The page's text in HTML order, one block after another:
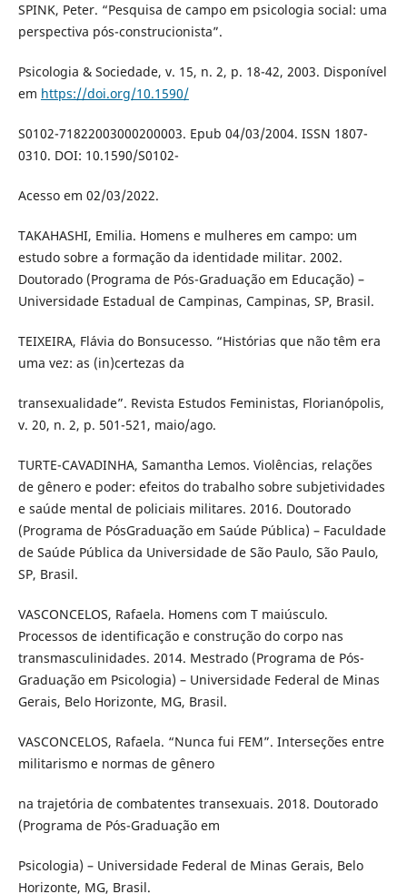
SPINK, Peter. “Pesquisa de campo em psicologia social: uma
perspectiva pós-construcionista”.
Psicologia & Sociedade, v. 15, n. 2, p. 18-42, 2003. Disponível
em https://doi.org/10.1590/
S0102-71822003000200003. Epub 04/03/2004. ISSN 1807-
0310. DOI: 10.1590/S0102-
Acesso em 02/03/2022.
TAKAHASHI, Emilia. Homens e mulheres em campo: um
estudo sobre a formação da identidade militar. 2002.
Doutorado (Programa de Pós-Graduação em Educação) –
Universidade Estadual de Campinas, Campinas, SP, Brasil.
TEIXEIRA, Flávia do Bonsucesso. “Histórias que não têm era
uma vez: as (in)certezas da
transexualidade”. Revista Estudos Feministas, Florianópolis,
v. 20, n. 2, p. 501-521, maio/ago.
TURTE-CAVADINHA, Samantha Lemos. Violências, relações
de gênero e poder: efeitos do trabalho sobre subjetividades
e saúde mental de policiais militares. 2016. Doutorado
(Programa de PósGraduação em Saúde Pública) – Faculdade
de Saúde Pública da Universidade de São Paulo, São Paulo,
SP, Brasil.
VASCONCELOS, Rafaela. Homens com T maiúsculo.
Processos de identificação e construção do corpo nas
transmasculinidades. 2014. Mestrado (Programa de Pós-
Graduação em Psicologia) – Universidade Federal de Minas
Gerais, Belo Horizonte, MG, Brasil.
VASCONCELOS, Rafaela. “Nunca fui FEM”. Interseções entre
militarismo e normas de gênero
na trajetória de combatentes transexuais. 2018. Doutorado
(Programa de Pós-Graduação em
Psicologia) – Universidade Federal de Minas Gerais, Belo
Horizonte, MG, Brasil.